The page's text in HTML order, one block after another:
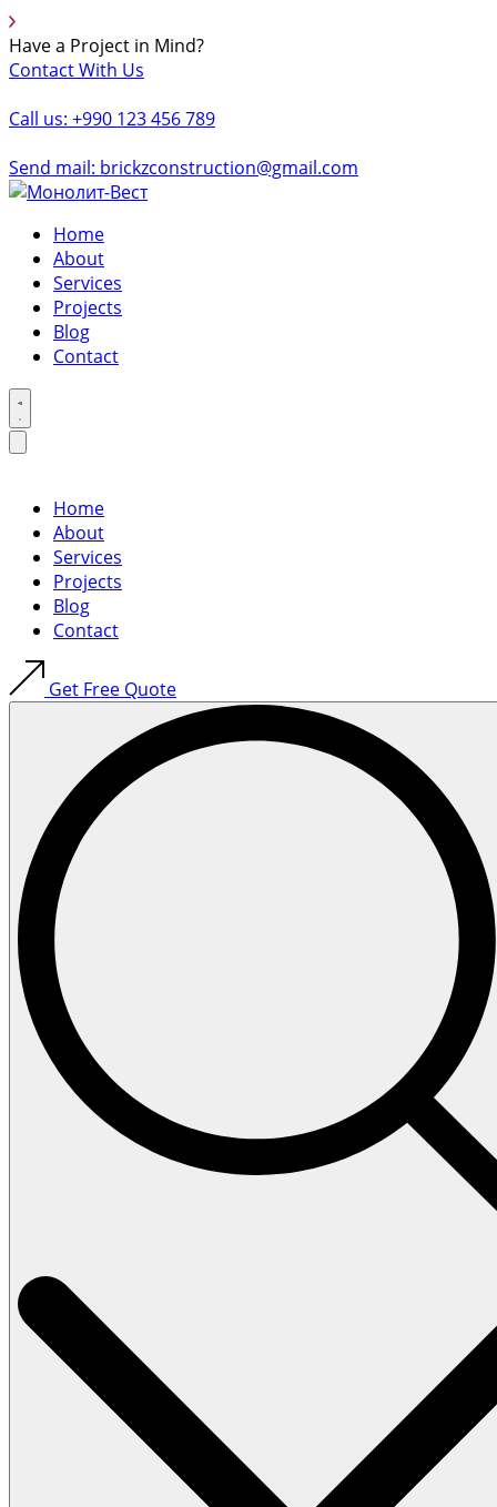
Have a Project in Mind?
Contact With Us
Call us: +990 123 456 789
Send mail: brickzconstruction@gmail.com
Home
About
Services
Projects
Blog
Contact
Home
About
Services
Projects
Blog
Contact
Get Free Quote